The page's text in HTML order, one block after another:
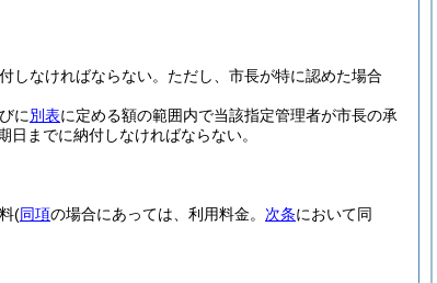
しなければならない。 ただし、市長が特に認めた場合
に別表に定める額の範囲内で当該指定管理者が市長の承
日までに納付しなければならない。
(同項の場合にあっては、利用料金。 次条において同